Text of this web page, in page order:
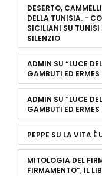
DESERTO,
DELLA TUNISIA. -
SICILIANI SU TUNISI
SILENZIO
ADMIN SU “LUCE
GAMBUTI ED
ADMIN SU “LUCE
GAMBUTI ED
PEPPE SU LA VITA È
MITOLOGIA DEL
FIRMAMENTO”, IL